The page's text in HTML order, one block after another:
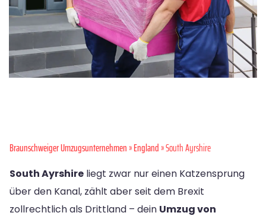
Braunschweiger Umzugsunternehmen»England» South Ayrshire
South Ayrshire liegt zwar nur einen Katzensprung
über den Kanal, zählt aber seit dem Brexit
zollrechtlich als Drittland – dein Umzug von